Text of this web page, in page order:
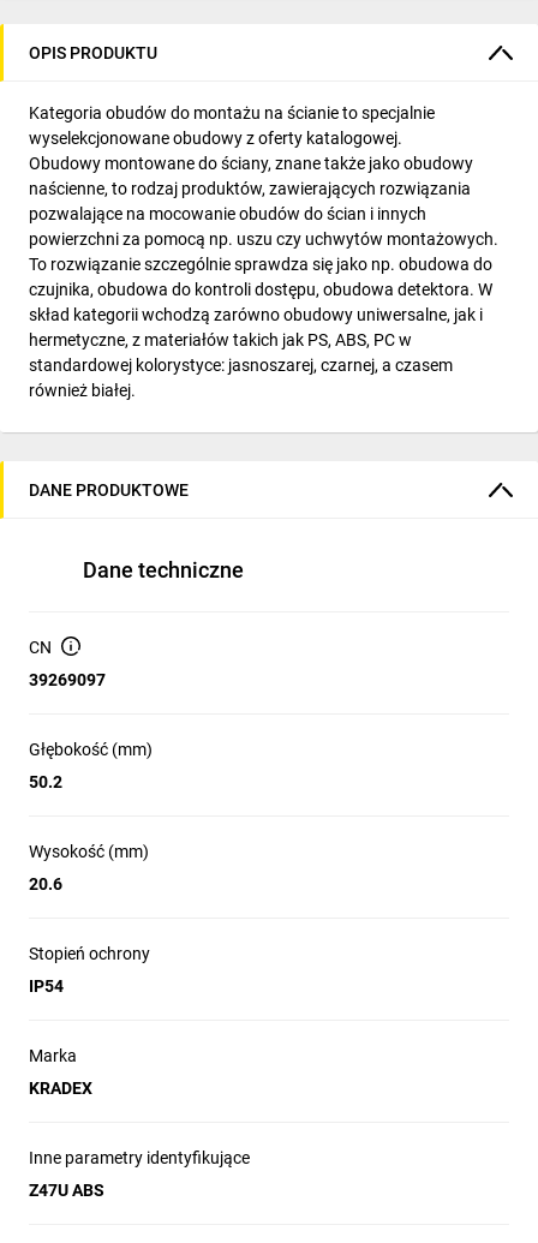
OPIS PRODUKTU
Kategoria obudów do montażu na ścianie to specjalnie
wyselekcjonowane obudowy z oferty katalogowej.
Obudowy montowane do ściany, znane także jako obudowy
naścienne, to rodzaj produktów, zawierających rozwiązania
pozwalające na mocowanie obudów do ścian i innych
powierzchni za pomocą np. uszu czy uchwytów montażowych.
To rozwiązanie szczególnie sprawdza się jako np. obudowa do
czujnika, obudowa do kontroli dostępu, obudowa detektora. W
skład kategorii wchodzą zarówno obudowy uniwersalne, jak i
hermetyczne, z materiałów takich jak PS, ABS, PC w
standardowej kolorystyce: jasnoszarej, czarnej, a czasem
również białej.
DANE PRODUKTOWE
Dane techniczne
CN
39269097
Głębokość (mm)
50.2
Wysokość (mm)
20.6
Stopień ochrony
IP54
Marka
KRADEX
Inne parametry identyfikujące
Z47U ABS